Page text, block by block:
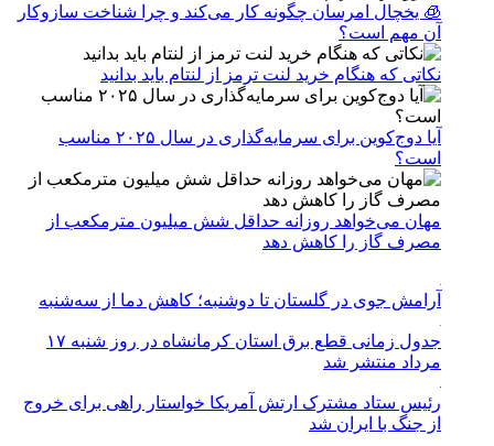
🧊 یخچال امرسان چگونه کار می‌کند و چرا شناخت سازوکار
آن مهم است؟
نکاتی که هنگام خرید لنت ترمز از لنتام باید بدانید
آیا دوج‌کوین برای سرمایه‌گذاری در سال ۲۰۲۵ مناسب
است؟
مهان می‌خواهد روزانه حداقل شش میلیون مترمکعب از
مصرف گاز را کاهش دهد
آرامش جوی در گلستان تا دوشنبه؛ کاهش دما از سه‌شنبه
جدول زمانی قطع برق استان کرمانشاه در روز شنبه ۱۷
مرداد منتشر شد
رئیس ستاد مشترک ارتش آمریکا خواستار راهی برای خروج
از جنگ با ایران شد